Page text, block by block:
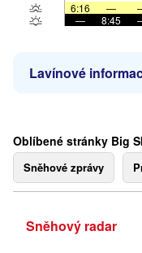
6:16
—
—
8:45
Lavínové
Oblíbené stránky Big
Sněhové zprávy
Sněhový radar